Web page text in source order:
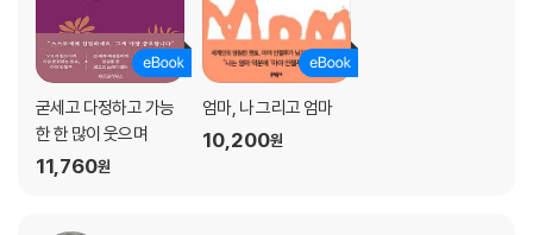
굳세고 다정하고 가능
한 한 많이 웃으며
11,760원
엄마, 나 그리고 엄마
10,200원